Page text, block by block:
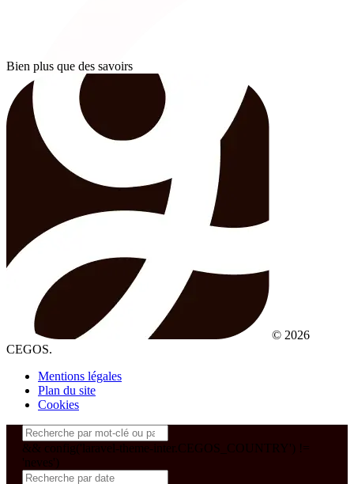
Bien plus que des savoirs
© 2026
CEGOS.
Mentions légales
Plan du site
Cookies
&& config('laravel-theme-inter.CEGOS_COUNTRY') !=
'neves')